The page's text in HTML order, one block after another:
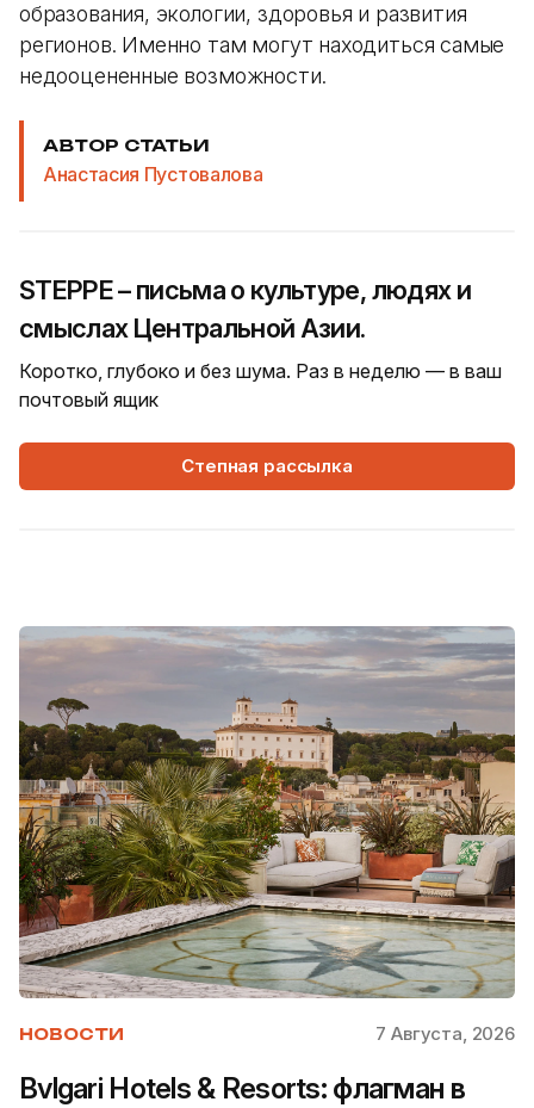
образования, экологии, здоровья и развития
регионов. Именно там могут находиться самые
недооцененные возможности.
АВТОР СТАТЬИ
Анастасия Пустовалова
STEPPE – письма о культуре, людях и
смыслах Центральной Азии.
Коротко, глубоко и без шума. Раз в неделю — в ваш
почтовый ящик
Степная рассылка
НОВОСТИ 7 Августа, 2026
Bvlgari Hotels & Resorts: флагман в